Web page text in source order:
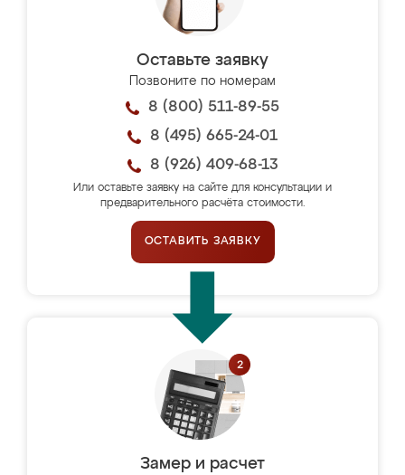
Оставьте заявку
Позвоните по номерам
8 (800) 511-89-55
8 (495) 665-24-01
8 (926) 409-68-13
Или оставьте заявку на сайте для консультации и
предварительного расчёта стоимости.
ОСТАВИТЬ ЗАЯВКУ
Замер и расчет